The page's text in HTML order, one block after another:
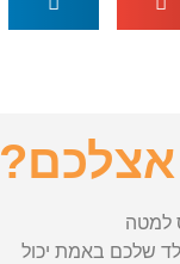
אצלכם?
למטה
שלכם באמת יכול